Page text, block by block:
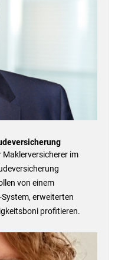
Maklerversicherer im
von einem
erweiterten
profitieren.